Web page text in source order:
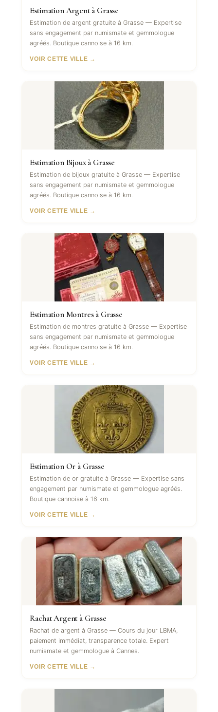
Estimation Argent à Grasse
Estimation de argent gratuite à Grasse — Expertise
sans engagement par numismate et gemmologue
agréés. Boutique cannoise à 16 km.
VOIR CETTE VILLE →
Estimation Bijoux à Grasse
Estimation de bijoux gratuite à Grasse — Expertise
sans engagement par numismate et gemmologue
agréés. Boutique cannoise à 16 km.
VOIR CETTE VILLE →
Estimation Montres à Grasse
Estimation de montres gratuite à Grasse — Expertise
sans engagement par numismate et gemmologue
agréés. Boutique cannoise à 16 km.
VOIR CETTE VILLE →
Estimation Or à Grasse
Estimation de or gratuite à Grasse — Expertise sans
engagement par numismate et gemmologue agréés.
Boutique cannoise à 16 km.
VOIR CETTE VILLE →
Rachat Argent à Grasse
Rachat de argent à Grasse — Cours du jour LBMA,
paiement immédiat, transparence totale. Expert
numismate et gemmologue à Cannes.
VOIR CETTE VILLE →